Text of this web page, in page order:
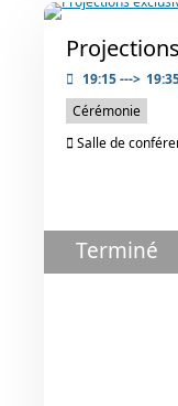
19:15--->
Cérémonie
Salle de
Terminé